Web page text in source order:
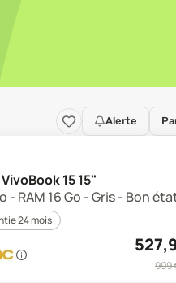
Alerte
15 15"
- RAM 16 Go - Gris - Bon
24 mois
999